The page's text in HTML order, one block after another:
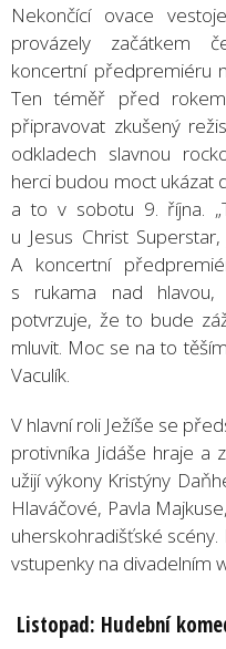
Nekončící ovace
provázely začátkem
koncertní předpremiéru
Ten téměř před
připravovat zkušený
odkladech slavnou
herci budou moct ukázat
a to v sobotu 9. října.
u Jesus Christ
A koncertní
s rukama nad
potvrzuje, že to bude
mluvit. Moc se na to
Vaculík.
V hlavní roli Ježíše se
protivníka Jidáše hraje a
užijí výkony Kristýny
Hlaváčové, Pavla
uherskohradišťské
vstupenky na divadelním
Listopad: Hudební